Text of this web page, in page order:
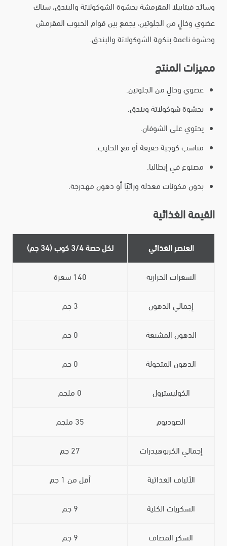
وسائد فيتابيلا المقرمشة بحشوة الشوكولاتة والبندق، سناك
عضوي وخالٍ من الجلوتين، يجمع بين قوام الحبوب المقرمش
وحشوة ناعمة بنكهة الشوكولاتة والبندق.
مميزات المنتج
عضوي وخالٍ من الجلوتين.
بحشوة شوكولاتة وبندق.
يحتوي على الشوفان.
مناسب كوجبة خفيفة أو مع الحليب.
مصنوع في إيطاليا.
بدون مكونات معدلة وراثيًا أو دهون مهدرجة.
القيمة الغذائية
العنصر الغذائي لكل حصة 3/4 كوب (34 جم)
السعرات الحرارية 140 سعرة
إجمالي الدهون 3 جم
الدهون المشبعة 0 جم
الدهون المتحولة 0 جم
الكوليسترول 0 ملجم
الصوديوم 35 ملجم
إجمالي الكربوهيدرات 27 جم
الألياف الغذائية أقل من 1 جم
السكريات الكلية 9 جم
السكر المضاف 9 جم